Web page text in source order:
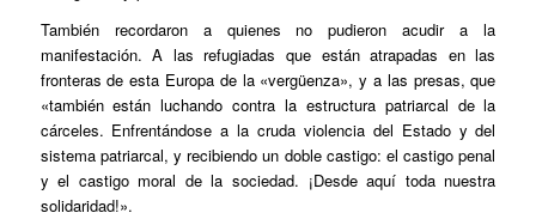
También recordaron a quienes no pudieron acudir a la
manifestación. A las refugiadas que están atrapadas en las
fronteras de esta Europa de la «vergüenza», y a las presas, que
«también están luchando contra la estructura patriarcal de la
cárceles. Enfrentándose a la cruda violencia del Estado y del
sistema patriarcal, y recibiendo un doble castigo: el castigo penal
y el castigo moral de la sociedad. ¡Desde aquí toda nuestra
solidaridad!».